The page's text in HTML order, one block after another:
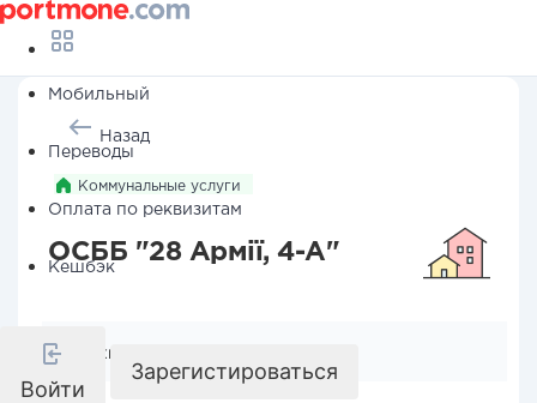
Мобильный
Переводы
Оплата по реквизитам
Кешбэк
Войти
Зарегистироваться
Назад
Коммунальные услуги
ОСББ "28 Армії, 4-А"
Реквизиты компании